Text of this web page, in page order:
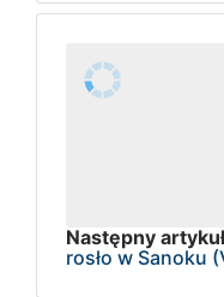
Następny
rosło w Sanoku